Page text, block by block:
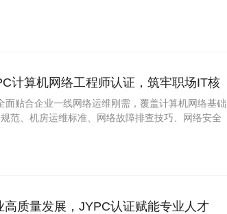
计算机网络工程师认证，筑牢职场IT核
面贴合企业一线网络运维刚需，覆盖计算机网络基础
范、机房运维标准、网络故障排查技巧、网络安全
实操提升。
质量发展，JYPC认证赋能专业人才